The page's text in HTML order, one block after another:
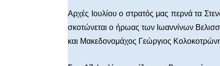
Αρχές Ιουλίου ο στρατός μας περνά τα
σκοτώνεται ο ήρωας των Ιωαννίνων
και Μακεδονομάχος Γεώργιος